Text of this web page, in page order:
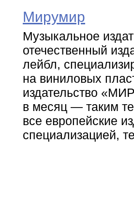
Мирумир
Музыкальное
отечественный
лейбл,
на виниловых
издательство
в месяц — таким
все европейские
специализацией,